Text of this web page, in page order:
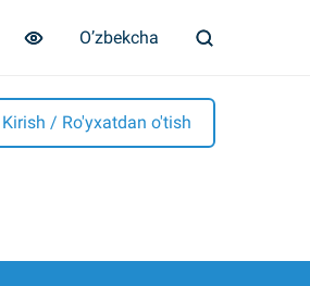
O’zbekcha
Kirish / Ro'yxatdan o'tish